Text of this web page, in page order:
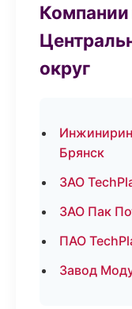
Компании
округ
Брянск
ЗАО
ЗАО Пак
ПАО
Завод